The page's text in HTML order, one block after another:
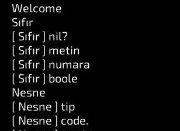
Welcome
Sıfır
[ Sıfır ] nil?
[ Sıfır ] metin
[ Sıfır ] numara
[ Sıfır ] boole
Nesne
[ Nesne ] tip
[ Nesne ] code.